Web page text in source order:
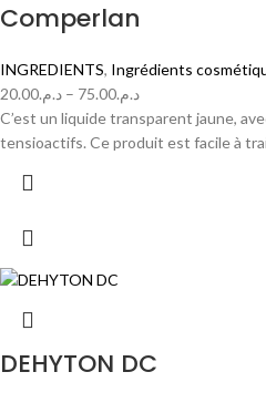
Comperlan
INGREDIENTS, Ingrédients
د.م.20.00 – د.م.75.00
C’est un liquide transparent jaune,
tensioactifs. Ce produit est facile à
DEHYTON DC